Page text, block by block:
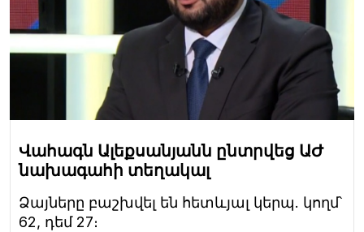
Վահագն Ալեքսանյանն ընտրվեց ԱԺ
նախագահի տեղակալ
Ձայները բաշխվել են հետևյալ կերպ. կողմ՝
62, դեմ 27։